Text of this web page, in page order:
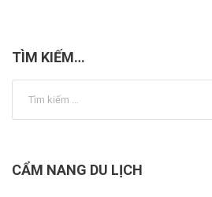
TÌM KIẾM…
CẨM NANG DU LỊCH